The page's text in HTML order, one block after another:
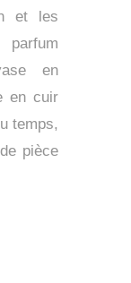
et les
en
en cuir
temps,
pièce